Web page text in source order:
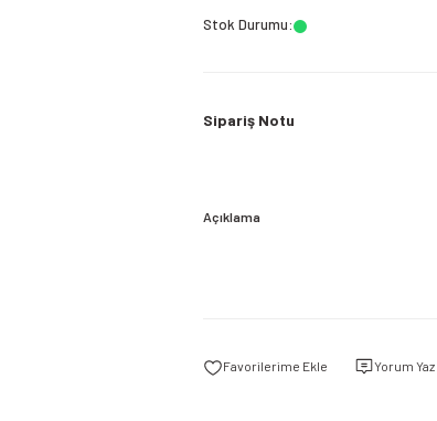
Stok Durumu:
Sipariş Notu
Açıklama
Yorum Yaz